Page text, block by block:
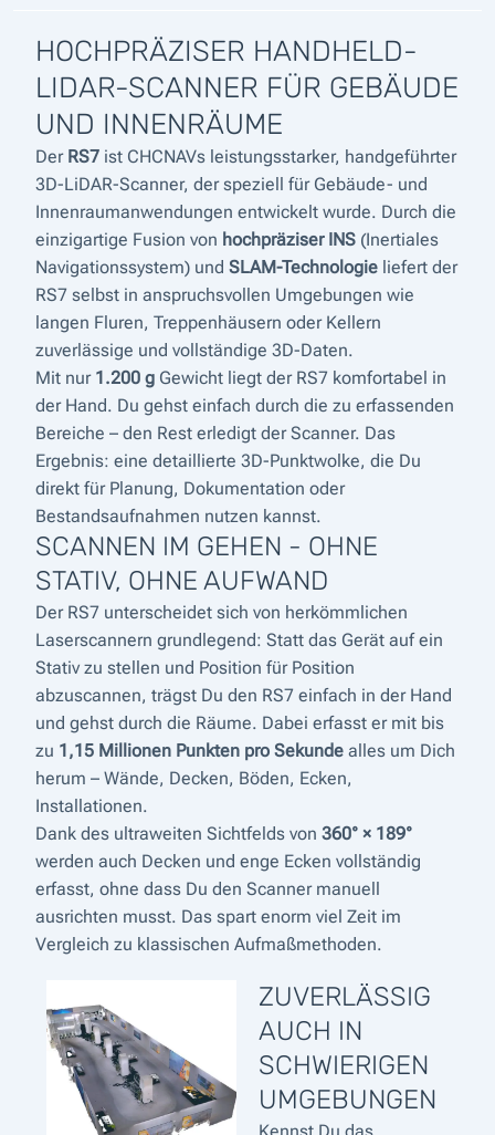
HOCHPRÄZISER HANDHELD-
LIDAR-SCANNER FÜR GEBÄUDE
UND INNENRÄUME
Der RS7 ist CHCNAVs leistungsstarker, handgeführter
3D-LiDAR-Scanner, der speziell für Gebäude- und
Innenraumanwendungen entwickelt wurde. Durch die
einzigartige Fusion von hochpräziser INS (Inertiales
Navigationssystem) und SLAM-Technologie liefert der
RS7 selbst in anspruchsvollen Umgebungen wie
langen Fluren, Treppenhäusern oder Kellern
zuverlässige und vollständige 3D-Daten.
Mit nur 1.200 g Gewicht liegt der RS7 komfortabel in
der Hand. Du gehst einfach durch die zu erfassenden
Bereiche – den Rest erledigt der Scanner. Das
Ergebnis: eine detaillierte 3D-Punktwolke, die Du
direkt für Planung, Dokumentation oder
Bestandsaufnahmen nutzen kannst.
SCANNEN IM GEHEN - OHNE
STATIV, OHNE AUFWAND
Der RS7 unterscheidet sich von herkömmlichen
Laserscannern grundlegend: Statt das Gerät auf ein
Stativ zu stellen und Position für Position
abzuscannen, trägst Du den RS7 einfach in der Hand
und gehst durch die Räume. Dabei erfasst er mit bis
zu 1,15 Millionen Punkten pro Sekunde alles um Dich
herum – Wände, Decken, Böden, Ecken,
Installationen.
Dank des ultraweiten Sichtfelds von 360° × 189°
werden auch Decken und enge Ecken vollständig
erfasst, ohne dass Du den Scanner manuell
ausrichten musst. Das spart enorm viel Zeit im
Vergleich zu klassischen Aufmaßmethoden.
ZUVERLÄSSIG
AUCH IN
SCHWIERIGEN
UMGEBUNGEN